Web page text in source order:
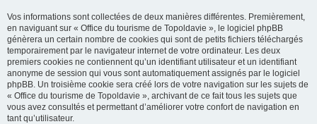
Vos informations sont collectées de deux manières différentes. Premièrement,
en naviguant sur « Office du tourisme de Topoldavie », le logiciel phpBB
génèrera un certain nombre de cookies qui sont de petits fichiers téléchargés
temporairement par le navigateur internet de votre ordinateur. Les deux
premiers cookies ne contiennent qu’un identifiant utilisateur et un identifiant
anonyme de session qui vous sont automatiquement assignés par le logiciel
phpBB. Un troisième cookie sera créé lors de votre navigation sur les sujets de
« Office du tourisme de Topoldavie », archivant de ce fait tous les sujets que
vous avez consultés et permettant d’améliorer votre confort de navigation en
tant qu’utilisateur.